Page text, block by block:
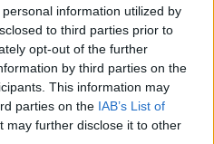
information utilized by
to third parties prior to
opt-out of the further
by third parties on the
This information may
parties on the IAB’s List of
may further disclose it to other
για
πορεία